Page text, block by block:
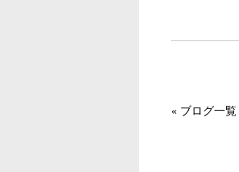
« ブログ一覧